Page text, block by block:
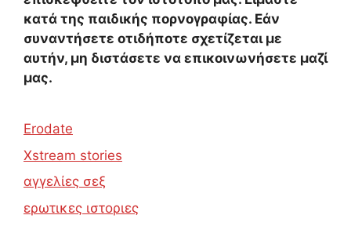
κατά της παιδικής πορνογραφίας. Εάν
συναντήσετε οτιδήποτε σχετίζεται με
αυτήν, μη διστάσετε να επικοινωνήσετε μαζί
μας.
Erodate
Xstream stories
αγγελίες σεξ
ερωτικες ιστοριες